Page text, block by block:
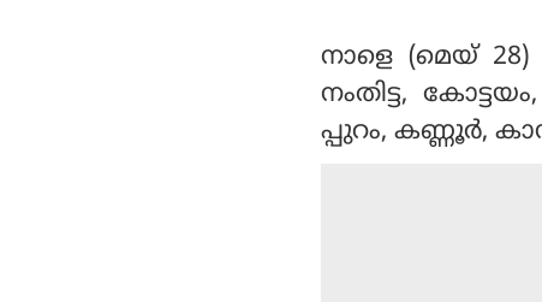
നാളെ (മെയ്
നംതിട്ട,
പ്പുറം, കണ്ണൂര്‍,